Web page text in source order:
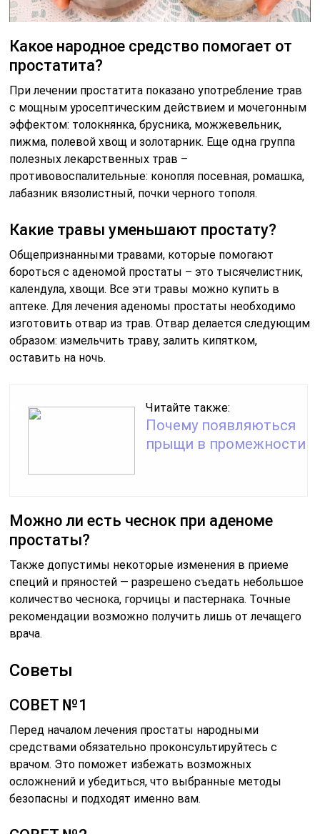
Какое народное средство помогает от
простатита?
При лечении простатита показано употребление трав
с мощным уросептическим действием и мочегонным
эффектом: толокнянка, брусника, можжевельник,
пижма, полевой хвощ и золотарник. Еще одна группа
полезных лекарственных трав –
противовоспалительные: конопля посевная, ромашка,
лабазник вязолистный, почки черного тополя.
Какие травы уменьшают простату?
Общепризнанными травами, которые помогают
бороться с аденомой простаты – это тысячелистник,
календула, хвощи. Все эти травы можно купить в
аптеке. Для лечения аденомы простаты необходимо
изготовить отвар из трав. Отвар делается следующим
образом: измельчить траву, залить кипятком,
оставить на ночь.
Читайте также:
Почему появляються
прыщи в промежности
Можно ли есть чеснок при аденоме
простаты?
Также допустимы некоторые изменения в приеме
специй и пряностей — разрешено съедать небольшое
количество чеснока, горчицы и пастернака. Точные
рекомендации возможно получить лишь от лечащего
врача.
Советы
СОВЕТ №1
Перед началом лечения простаты народными
средствами обязательно проконсультируйтесь с
врачом. Это поможет избежать возможных
осложнений и убедиться, что выбранные методы
безопасны и подходят именно вам.